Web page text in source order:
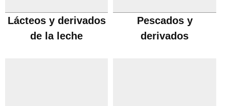
Lácteos y derivados
de la leche
Pescados y
derivados